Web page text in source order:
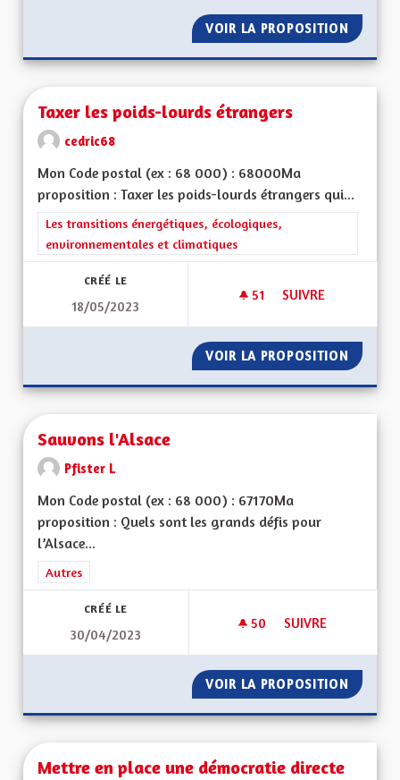
VOIR LA PROPOSITION
Taxer les poids-lourds étrangers
cedric68
Mon Code postal (ex : 68 000) : 68000Ma
proposition : Taxer les poids-lourds étrangers qui...
Filtrer les résultats de la catégorie : Les transitions
Les transitions énergétiques, écologiques,
environnementales et climatiques
CRÉÉ LE
18/05/2023
51 51 ABONNÉS
SUIVRE
VOIR LA PROPOSITION TAXER
Sauvons l'Alsace
Pfister L
Mon Code postal (ex : 68 000) : 67170Ma
proposition : Quels sont les grands défis pour
l’Alsace...
Filtrer les résultats de la catégorie : Autres
Autres
CRÉÉ LE
30/04/2023
50 50 ABONNÉS
SUIVRE
VOIR LA PROPOSITION
Mettre en place une démocratie directe